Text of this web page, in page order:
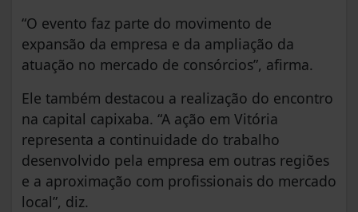
“O evento faz parte do movimento de
expansão da empresa e da ampliação da
atuação no mercado de consórcios”, afirma.
Ele também destacou a realização do encontro
na capital capixaba. “A ação em Vitória
representa a continuidade do trabalho
desenvolvido pela empresa em outras regiões
e a aproximação com profissionais do mercado
local”, diz.